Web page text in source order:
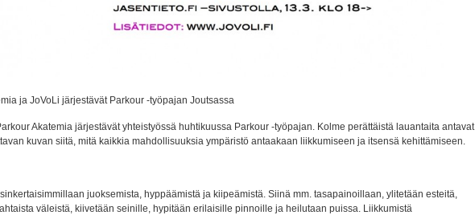
ja JoVoLi järjestävät Parkour -työpajan Joutsassa
Akatemia järjestävät yhteistyössä huhtikuussa Parkour -työpajan. Kolme perättäistä lauantaita antavat
kuvan siitä, mitä kaikkia mahdollisuuksia ympäristö antaakaan liikkumiseen ja itsensä kehittämiseen.
juoksemista, hyppäämistä ja kiipeämistä. Siinä mm. tasapainoillaan, ylitetään esteitä,
väleistä, kiivetään seinille, hypitään erilaisille pinnoille ja heilutaan puissa. Liikkumistä